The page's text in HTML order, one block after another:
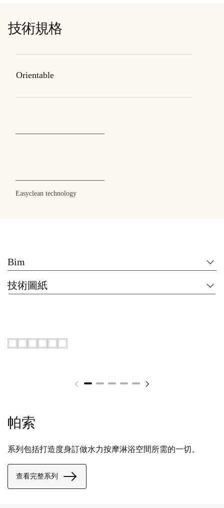
技術規格
Orientable
Easyclean technology
Bim
技術圖紙
帕索
系列包括打造度身訂做水力按摩淋浴空間所需的一切。
查看完整系列